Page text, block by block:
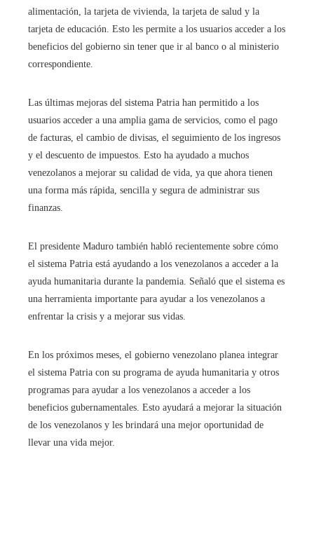
alimentación, la tarjeta de vivienda, la tarjeta de salud y la
tarjeta de educación. Esto les permite a los usuarios acceder a los
beneficios del gobierno sin tener que ir al banco o al ministerio
correspondiente.
Las últimas mejoras del sistema Patria han permitido a los
usuarios acceder a una amplia gama de servicios, como el pago
de facturas, el cambio de divisas, el seguimiento de los ingresos
y el descuento de impuestos. Esto ha ayudado a muchos
venezolanos a mejorar su calidad de vida, ya que ahora tienen
una forma más rápida, sencilla y segura de administrar sus
finanzas.
El presidente Maduro también habló recientemente sobre cómo
el sistema Patria está ayudando a los venezolanos a acceder a la
ayuda humanitaria durante la pandemia. Señaló que el sistema es
una herramienta importante para ayudar a los venezolanos a
enfrentar la crisis y a mejorar sus vidas.
En los próximos meses, el gobierno venezolano planea integrar
el sistema Patria con su programa de ayuda humanitaria y otros
programas para ayudar a los venezolanos a acceder a los
beneficios gubernamentales. Esto ayudará a mejorar la situación
de los venezolanos y les brindará una mejor oportunidad de
llevar una vida mejor.